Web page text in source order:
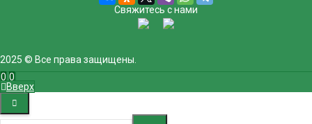
Свяжитесь с нами
2025 © Все права защищены.
0 0
Вверх